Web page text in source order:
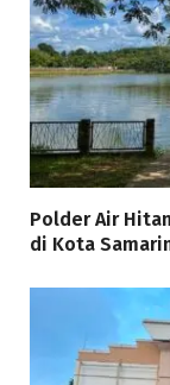
Polder Air
di Kota